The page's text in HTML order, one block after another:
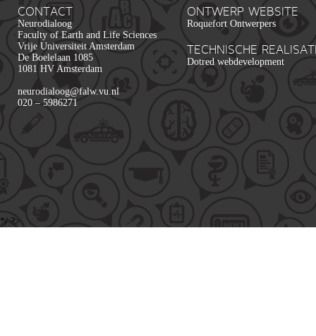
CONTACT
Neurodialoog
Faculty of Earth and Life Sciences
Vrije Universiteit Amsterdam
De Boelelaan 1085
1081 HV Amsterdam
neurodialoog@falw.vu.nl
020 – 5986271
ONTWERP WEBSITE
Roquefort Ontwerpers
TECHNISCHE
Dotred webdevelopment
*/ ?>